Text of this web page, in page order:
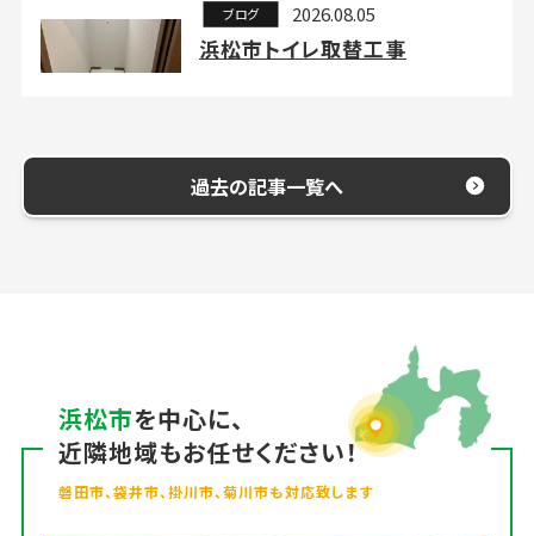
ブログ 2026.08.05
浜松市トイレ取替工事
過去の記事一覧へ
浜松市を中心に、
近隣地域もお任せください！
磐田市、袋井市、掛川市、菊川市も対応致します